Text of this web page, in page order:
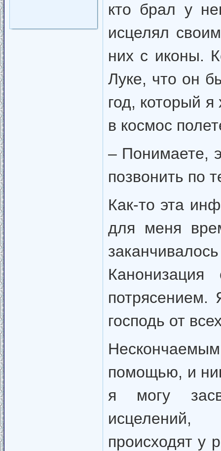
кто брал у
исцелял
них с иконы.
Луке, что он
год, который
в космос
– Понимаете,
позвонить по
Как-то эта
для меня
потрясением.
господь от
помощью, и
я могу
исцелений,
происходят у